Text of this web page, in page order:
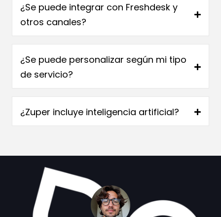
¿Se puede integrar con Freshdesk y
otros canales?
¿Se puede personalizar según mi tipo
de servicio?
¿Zuper incluye inteligencia artificial?